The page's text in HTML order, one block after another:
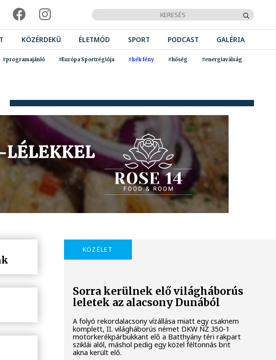
KÖZÉRDEKŰ ÉLETMÓD SPORT PODCAST GALÉRIA
#programajánló #Európa Sportrégiója #kék fény #hőség #energiaválság
KÖZÉLET
Sorra kerülnek elő világháborús
leletek az alacsony Dunából
A folyó rekordalacsony vízállása miatt egy csaknem
komplett, II. világháborús német DKW NZ 350-1
motorkerékpárbukkant elő a Batthyány téri rakpart
sziklái alól, máshol pedig egy közel féltonnás brit
akna került elő.